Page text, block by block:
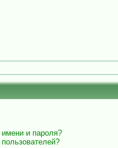
имени и пароля?